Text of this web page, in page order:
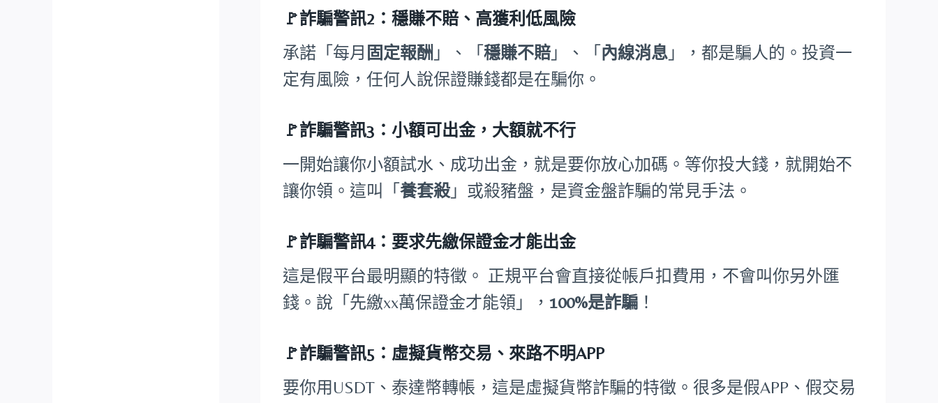
🚩詐騙警訊2：穩賺不賠、高獲利低風險
承諾「每月 固定報酬 」、「穩賺不賠 」、「 內線消息 」，都是騙人的。投資一
定有風險，任何人說保證賺錢都是在騙你。
🚩詐騙警訊3：小額可出金，大額就不行
一開始讓你小額試水、成功出金，就是要你放心加碼。等你投大錢，就開始不
讓你領。這叫「養套殺」或殺豬盤，是資金盤詐騙的常見手法。
🚩詐騙警訊4：要求先繳保證金才能出金
這是假平台最明顯的特徵。 正規平台會直接從帳戶扣費用，不會叫你另外匯
錢。說「先繳xx萬保證金才能領」，100%是詐騙 ！
🚩詐騙警訊5：虛擬貨幣交易、來路不明APP
要你用USDT、泰達幣轉帳，這是虛擬貨幣詐騙的特徵。很多是假APP、假交易